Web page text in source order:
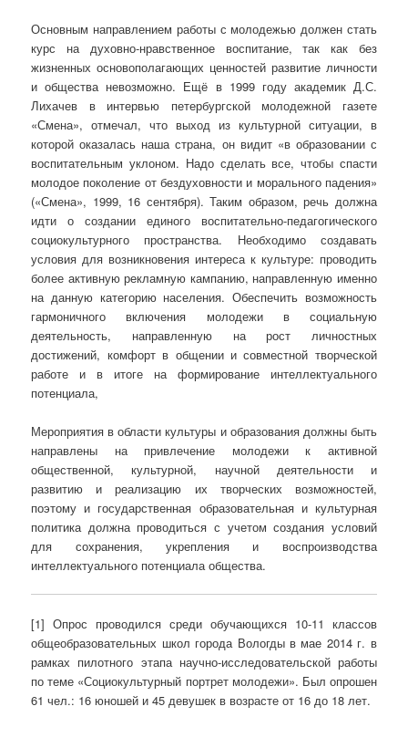
Основным направлением работы с молодежью должен стать
курс на духовно-нравственное воспитание, так как без
жизненных основополагающих ценностей развитие личности
и общества невозможно. Ещё в 1999 году академик Д.С.
Лихачев в интервью петербургской молодежной газете
«Смена», отмечал, что выход из культурной ситуации, в
которой оказалась наша страна, он видит «в образовании с
воспитательным уклоном. Надо сделать все, чтобы спасти
молодое поколение от бездуховности и морального падения»
(«Смена», 1999, 16 сентября). Таким образом, речь должна
идти о создании единого воспитательно-педагогического
социокультурного пространства. Необходимо создавать
условия для возникновения интереса к культуре: проводить
более активную рекламную кампанию, направленную именно
на данную категорию населения. Обеспечить возможность
гармоничного включения молодежи в социальную
деятельность, направленную на рост личностных
достижений, комфорт в общении и совместной творческой
работе и в итоге на формирование интеллектуального
потенциала,
Мероприятия в области культуры и образования должны быть
направлены на привлечение молодежи к активной
общественной, культурной, научной деятельности и
развитию и реализацию их творческих возможностей,
поэтому и государственная образовательная и культурная
политика должна проводиться с учетом создания условий
для сохранения, укрепления и воспроизводства
интеллектуального потенциала общества.
[1] Опрос проводился среди обучающихся 10-11 классов
общеобразовательных школ города Вологды в мае 2014 г. в
рамках пилотного этапа научно-исследовательской работы
по теме «Социокультурный портрет молодежи». Был опрошен
61 чел.: 16 юношей и 45 девушек в возрасте от 16 до 18 лет.